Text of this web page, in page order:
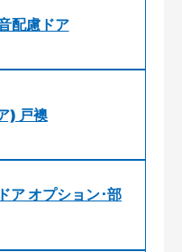
配慮ドア
) 戸襖
ア オプション･部